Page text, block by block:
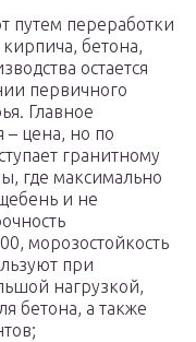
путем переработки
бетона,
остается
первичного
Главное
– цена, но по
гранитному
где максимально
и не
морозостойкость
при
нагрузкой,
бетона, а также